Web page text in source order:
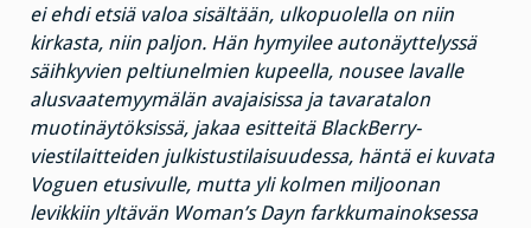
ei ehdi etsiä valoa sisältään, ulkopuolella on niin
kirkasta, niin paljon. Hän hymyilee autonäyttelyssä
säihkyvien peltiunelmien kupeella, nousee lavalle
alusvaatemyymälän avajaisissa ja tavaratalon
muotinäytöksissä, jakaa esitteitä BlackBerry-
viestilaitteiden julkistustilaisuudessa, häntä ei kuvata
Voguen etusivulle, mutta yli kolmen miljoonan
levikkiin yltävän Woman’s Dayn farkkumainoksessa